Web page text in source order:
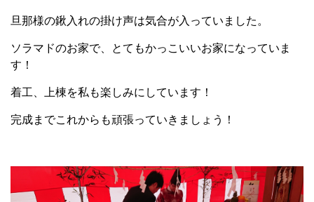
旦那様の鍬入れの掛け声は気合が入っていました。
ソラマドのお家で、とてもかっこいいお家になっていま
す！
着工、上棟を私も楽しみにしています！
完成までこれからも頑張っていきましょう！